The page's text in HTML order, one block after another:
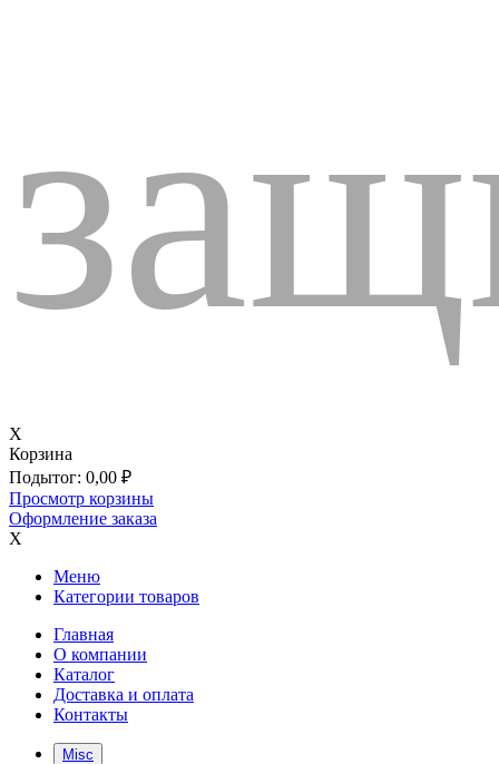
X
Корзина
Подытог: 0,00 ₽
Просмотр корзины
Оформление заказа
X
Меню
Категории товаров
Главная
О компании
Каталог
Доставка и оплата
Контакты
Misc